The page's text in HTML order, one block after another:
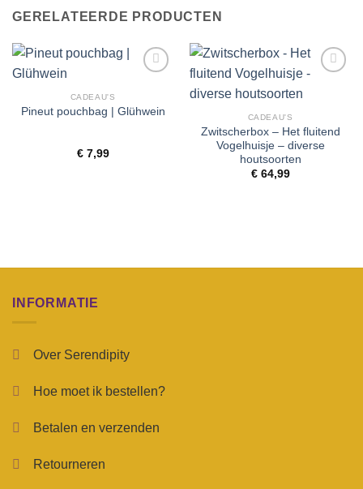
GERELATEERDE PRODUCTEN
wenslijst
CADEAU'S
Pineut pouchbag | Glühwein
€7,99
CADEAU'S
Zwitscherbox – Het fluitend
Vogelhuisje – diverse
houtsoorten
€64,99
INFORMATIE
Over Serendipity
Hoe moet ik bestellen?
Betalen en verzenden
Retourneren